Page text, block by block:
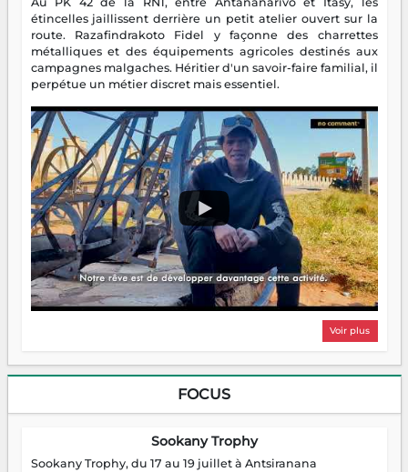
étincelles jaillissent derrière un petit atelier ouvert sur la
route. Razafindrakoto Fidel y façonne des charrettes
métalliques et des équipements agricoles destinés aux
campagnes malgaches. Héritier d'un savoir-faire familial, il
perpétue un métier discret mais essentiel.
Voir plus
FOCUS
Sookany Trophy
Sookany Trophy, du 17 au 19 juillet à Antsiranana